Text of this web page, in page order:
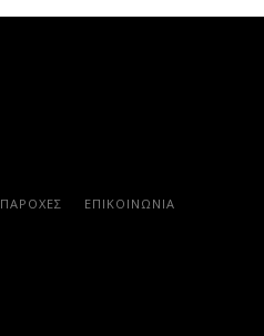
ΠΑΡΟΧΈΣ ΕΠΙΚΟΙΝΩΝΊΑ